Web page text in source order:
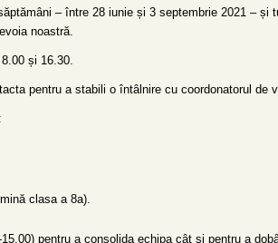
– între 28 iunie și 3 septembrie 2021 – și
noastră.
și 16.30.
pentru a stabili o întâlnire cu coordonatorul de
clasa a 8a).
pentru a consolida echipa cât și pentru a